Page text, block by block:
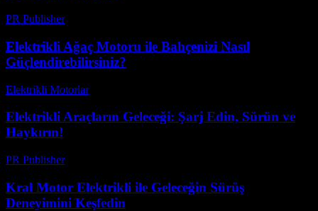
PR Publisher-
Elektrikli Ağaç Motoru ile Bahçenizi Nasıl
Güçlendirebilirsiniz?
Elektrikli Motorlar-
Elektrikli Araçların Geleceği: Şarj Edin, Sürün ve
Haykırın!
PR Publisher-
Kral Motor Elektrikli ile Geleceğin Sürüş
Deneyimini Keşfedin